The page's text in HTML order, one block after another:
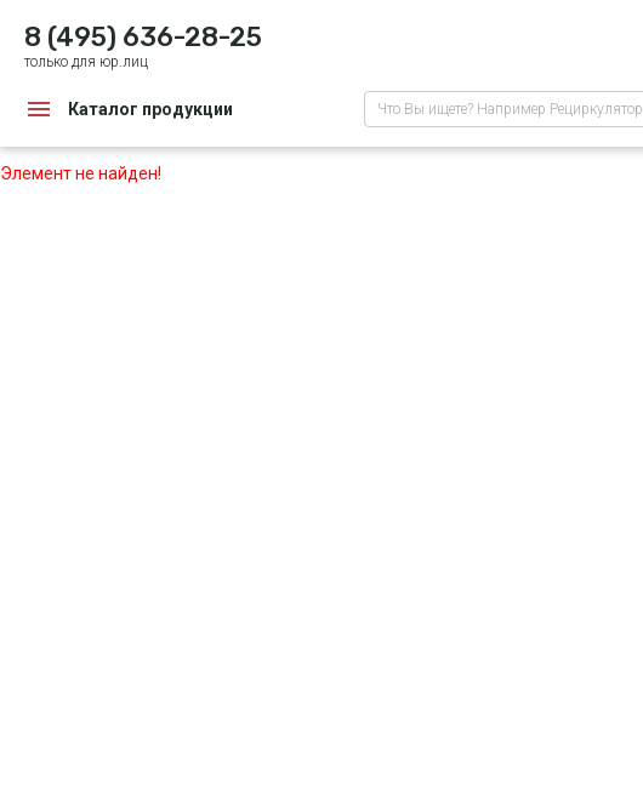
8 (495) 636-28-25
только для юр.лиц
Каталог продукции Что Вы ищете? Например Рециркулятор
Элемент не найден!